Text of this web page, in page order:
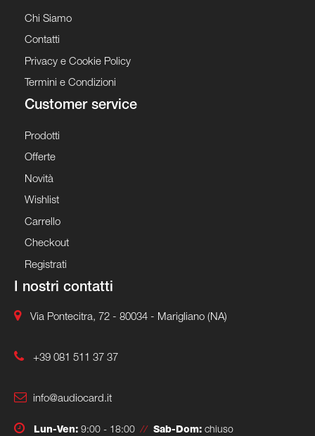
Chi Siamo
Contatti
Privacy e Cookie Policy
Termini e Condizioni
Customer service
Prodotti
Offerte
Novità
Wishlist
Carrello
Checkout
Registrati
I nostri contatti
Via Pontecitra, 72 - 80034 - Marigliano (NA)
+39 081 511 37 37
info@audiocard.it
Lun-Ven: 9:00 - 18:00// Sab-Dom: chiuso